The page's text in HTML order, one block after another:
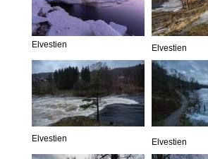
Elvestien Elvestien
Elvestien Elvestien